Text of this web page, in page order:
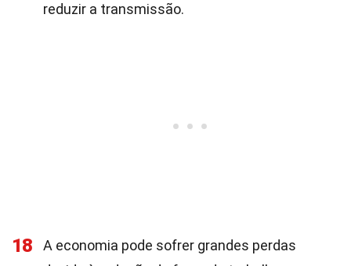
reduzir a transmissão.
18
A economia pode sofrer grandes perdas